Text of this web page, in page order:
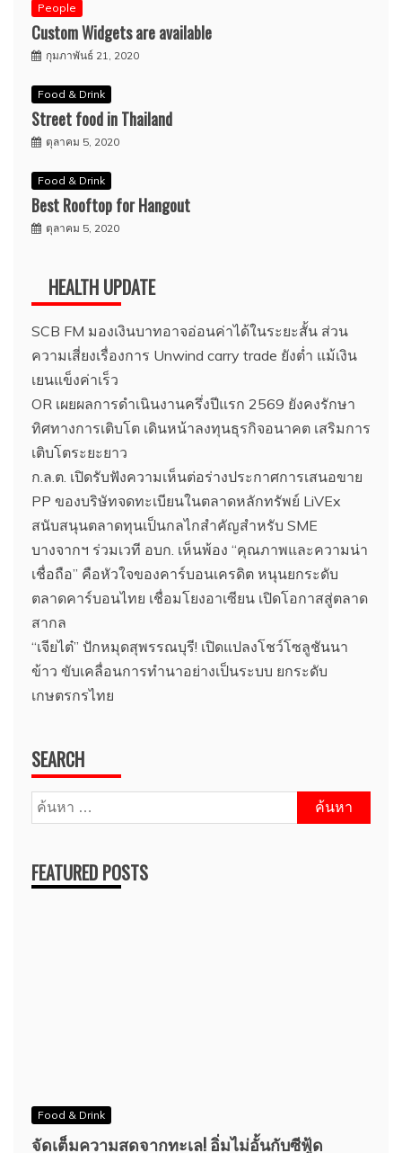
People
Custom Widgets are available
กุมภาพันธ์ 21, 2020
Food & Drink
Street food in Thailand
ตุลาคม 5, 2020
Food & Drink
Best Rooftop for Hangout
ตุลาคม 5, 2020
HEALTH UPDATE
SCB FM มองเงินบาทอาจอ่อนค่าได้ในระยะสั้น ส่วน
ความเสี่ยงเรื่องการ Unwind carry trade ยังต่ำ แม้เงิน
เยนแข็งค่าเร็ว
OR เผยผลการดำเนินงานครึ่งปีแรก 2569 ยังคงรักษา
ทิศทางการเติบโต เดินหน้าลงทุนธุรกิจอนาคต เสริมการ
เติบโตระยะยาว
ก.ล.ต. เปิดรับฟังความเห็นต่อร่างประกาศการเสนอขาย
PP ของบริษัทจดทะเบียนในตลาดหลักทรัพย์ LiVEx
สนับสนุนตลาดทุนเป็นกลไกสำคัญสำหรับ SME
บางจากฯ ร่วมเวที อบก. เห็นพ้อง “คุณภาพและความน่า
เชื่อถือ” คือหัวใจของคาร์บอนเครดิต หนุนยกระดับ
ตลาดคาร์บอนไทย เชื่อมโยงอาเซียน เปิดโอกาสสู่ตลาด
สากล
“เจียไต๋” ปักหมุดสุพรรณบุรี! เปิดแปลงโชว์โซลูชันนา
ข้าว ขับเคลื่อนการทำนาอย่างเป็นระบบ ยกระดับ
เกษตรกรไทย
SEARCH
ค้นหา
สำหรับ:
FEATURED POSTS
Food & Drink
จัดเต็มความสดจากทะเล! อิ่มไม่อั้นกับซีฟู้ด